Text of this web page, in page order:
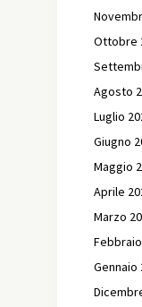
Ottobre
Agosto
Luglio
Giugno
Maggio
Aprile
Marzo
Gennaio